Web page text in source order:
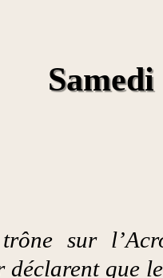
sur
déclarent que